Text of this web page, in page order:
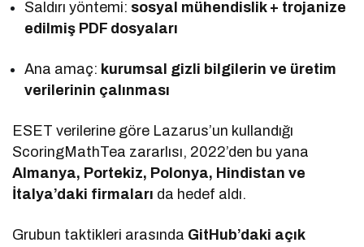
Saldırı yöntemi: sosyal mühendislik + trojanize
edilmiş PDF dosyaları
Ana amaç: kurumsal gizli bilgilerin ve üretim
verilerinin çalınması
ESET verilerine göre Lazarus’un kullandığı
ScoringMathTea zararlısı, 2022’den bu yana
Almanya, Portekiz, Polonya, Hindistan ve
İtalya’daki firmaları da hedef aldı.
Grubun taktikleri arasında GitHub’daki açık